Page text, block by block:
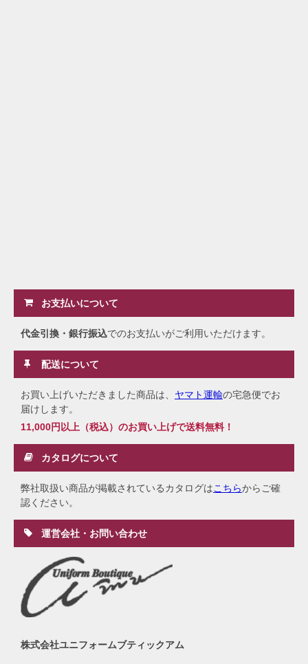
お支払いについて
代金引換・銀行振込でのお支払いがご利用いただけます。
配送について
お買い上げいただきました商品は、 ヤマト運輸の宅急便でお
届けします。
11,000円以上（税込）のお買い上げで送料無料！
カタログについて
弊社取扱い商品が掲載されているカタログはこちらからご確
認ください。
運営会社・お問い合わせ
株式会社ユニフォームブティックアム